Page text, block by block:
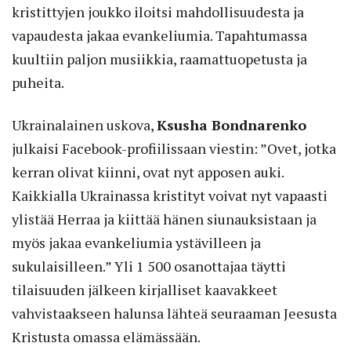
kristittyjen joukko iloitsi mahdollisuudesta ja
vapaudesta jakaa evankeliumia. Tapahtumassa
kuultiin paljon musiikkia, raamattuopetusta ja
puheita.
Ukrainalainen uskova,Ksusha Bondnarenko
julkaisi Facebook-profiilissaan viestin: ”Ovet, jotka
kerran olivat kiinni, ovat nyt apposen auki.
Kaikkialla Ukrainassa kristityt voivat nyt vapaasti
ylistää Herraa ja kiittää hänen siunauksistaan ja
myös jakaa evankeliumia ystävilleen ja
sukulaisilleen.” Yli 1 500 osanottajaa täytti
tilaisuuden jälkeen kirjalliset kaavakkeet
vahvistaakseen halunsa lähteä seuraaman Jeesusta
Kristusta omassa elämässään.